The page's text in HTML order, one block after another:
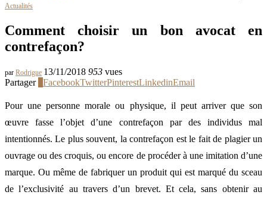
Actualités
Comment choisir un bon avocat en
contrefaçon?
par Rodrigue 13/11/2018 953 vues
Partager
FacebookTwitterPinterestLinkedinEmail
Pour une personne morale ou physique, il peut arriver que son
œuvre fasse l’objet d’une contrefaçon par des individus mal
intentionnés. Le plus souvent, la contrefaçon est le fait de plagier un
ouvrage ou des croquis, ou encore de procéder à une imitation d’une
marque. Ou même de fabriquer un produit qui est marqué du sceau
de l’exclusivité au travers d’un brevet. Et cela, sans obtenir au